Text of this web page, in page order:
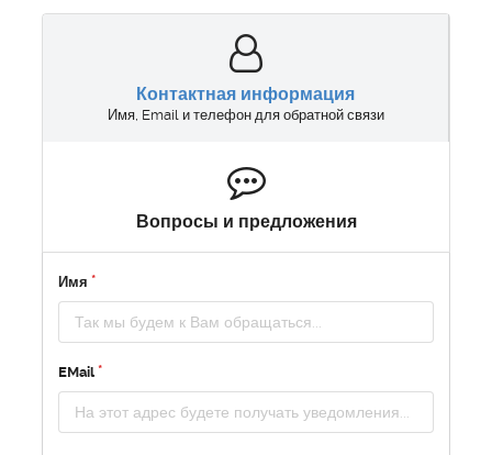
Контактная информация
Имя, Email и телефон для обратной связи
Вопросы и предложения
Имя
EMail